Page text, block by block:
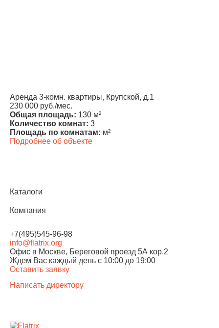
Аренда 3-комн. квартиры, Крупской, д.1
230 000 руб./мес.
Общая площадь: 130 м²
Количество комнат: 3
Площадь по комнатам: м²
Подробнее об объекте
Каталоги
Компания
+7(495)545-96-98
info@flatrix.org
Офис в Москве, Береговой проезд 5А кор.2
Ждем Вас каждый день с 10:00 до 19:00
Оставить заявку
Написать директору